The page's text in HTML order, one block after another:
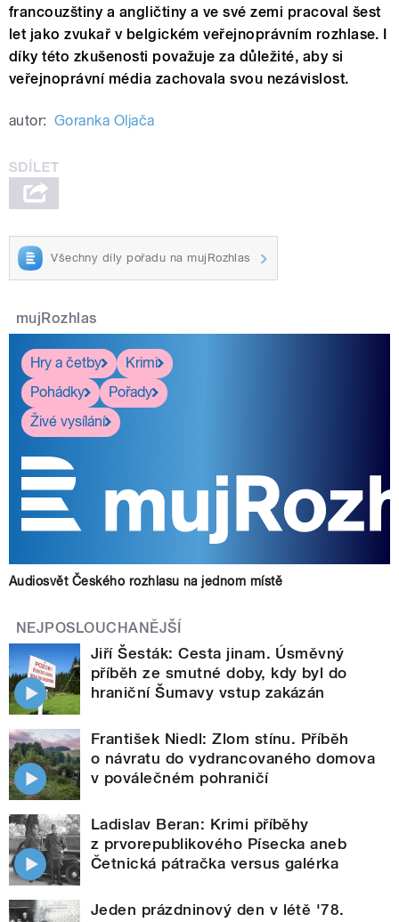
francouzštiny a angličtiny a ve své zemi pracoval šest
let jako zvukař v belgickém veřejnoprávním rozhlase. I
díky této zkušenosti považuje za důležité, aby si
veřejnoprávní média zachovala svou nezávislost.
autor: Goranka Oljača
Všechny díly pořadu na mujRozhlas
mujRozhlas
Hry a četby
Krimi
Pohádky
Pořady
Živé vysílání
Audiosvět Českého rozhlasu na jednom místě
NEJPOSLOUCHANĚJŠÍ
Jiří Šesták: Cesta jinam. Úsměvný
příběh ze smutné doby, kdy byl do
hraniční Šumavy vstup zakázán
František Niedl: Zlom stínu. Příběh
o návratu do vydrancovaného domova
v poválečném pohraničí
Ladislav Beran: Krimi příběhy
z prvorepublikového Písecka aneb
Četnická pátračka versus galérka
Jeden prázdninový den v létě '78.